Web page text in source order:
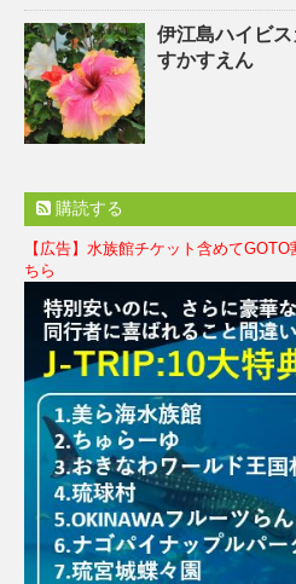
伊江島ハイビ
すかすえん
購読する
【広告】水族館チケット含めて
ちら